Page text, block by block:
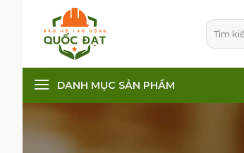
content
Tìm
kiếm:
DANH MỤC SẢN PHẨM